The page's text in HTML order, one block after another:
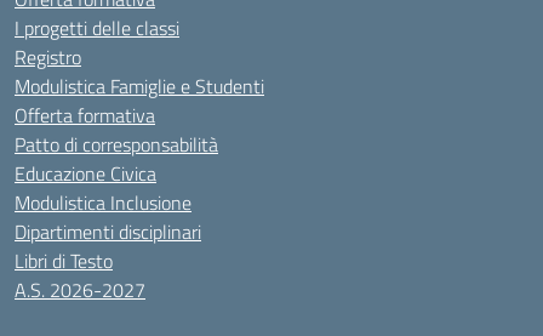
I progetti delle classi
Registro
Modulistica Famiglie e Studenti
Offerta formativa
Patto di corresponsabilità
Educazione Civica
Modulistica Inclusione
Dipartimenti disciplinari
Libri di Testo
A.S. 2026-2027